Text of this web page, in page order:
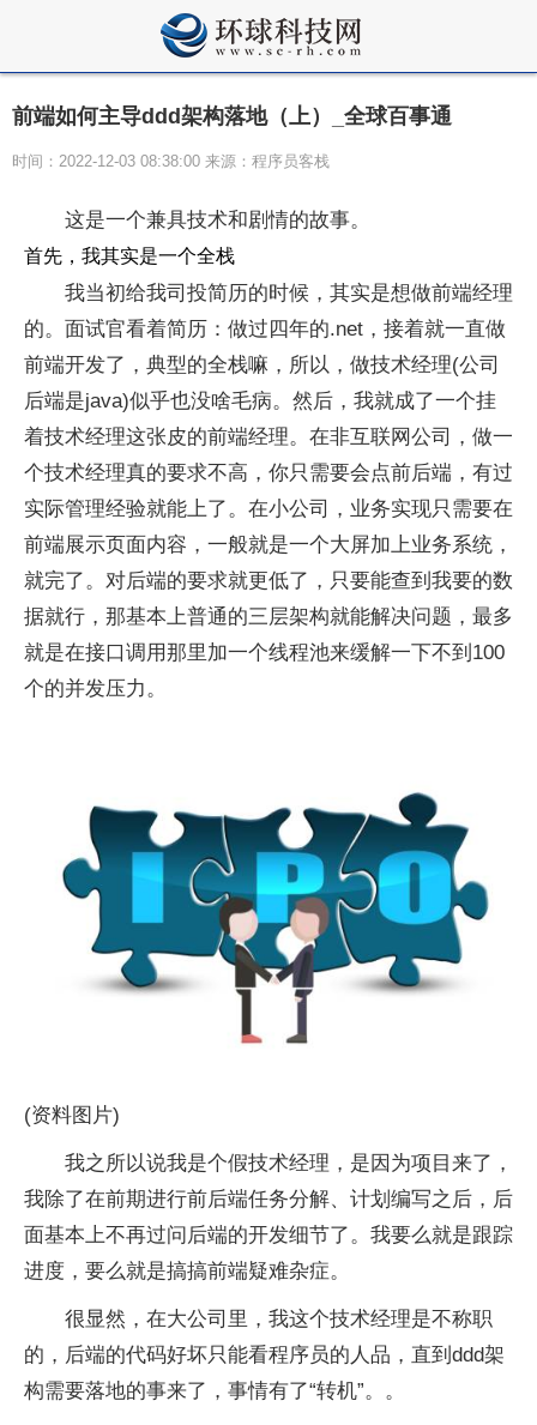
前端如何主导ddd架构落地（上）_全球百事通
时间：2022-12-03 08:38:00 来源：程序员客栈
这是一个兼具技术和剧情的故事。
首先，我其实是一个全栈
我当初给我司投简历的时候，其实是想做前端经理
的。面试官看着简历：做过四年的.net，接着就一直做
前端开发了，典型的全栈嘛，所以，做技术经理(公司
后端是java)似乎也没啥毛病。然后，我就成了一个挂
着技术经理这张皮的前端经理。在非互联网公司，做一
个技术经理真的要求不高，你只需要会点前后端，有过
实际管理经验就能上了。在小公司，业务实现只需要在
前端展示页面内容，一般就是一个大屏加上业务系统，
就完了。对后端的要求就更低了，只要能查到我要的数
据就行，那基本上普通的三层架构就能解决问题，最多
就是在接口调用那里加一个线程池来缓解一下不到100
个的并发压力。
(资料图片)
我之所以说我是个假技术经理，是因为项目来了，
我除了在前期进行前后端任务分解、计划编写之后，后
面基本上不再过问后端的开发细节了。我要么就是跟踪
进度，要么就是搞搞前端疑难杂症。
很显然，在大公司里，我这个技术经理是不称职
的，后端的代码好坏只能看程序员的人品，直到ddd架
构需要落地的事来了，事情有了“转机”。。